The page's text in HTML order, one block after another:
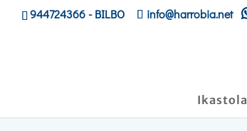
944724366- BILBO info@harrobia.net
Ikastola